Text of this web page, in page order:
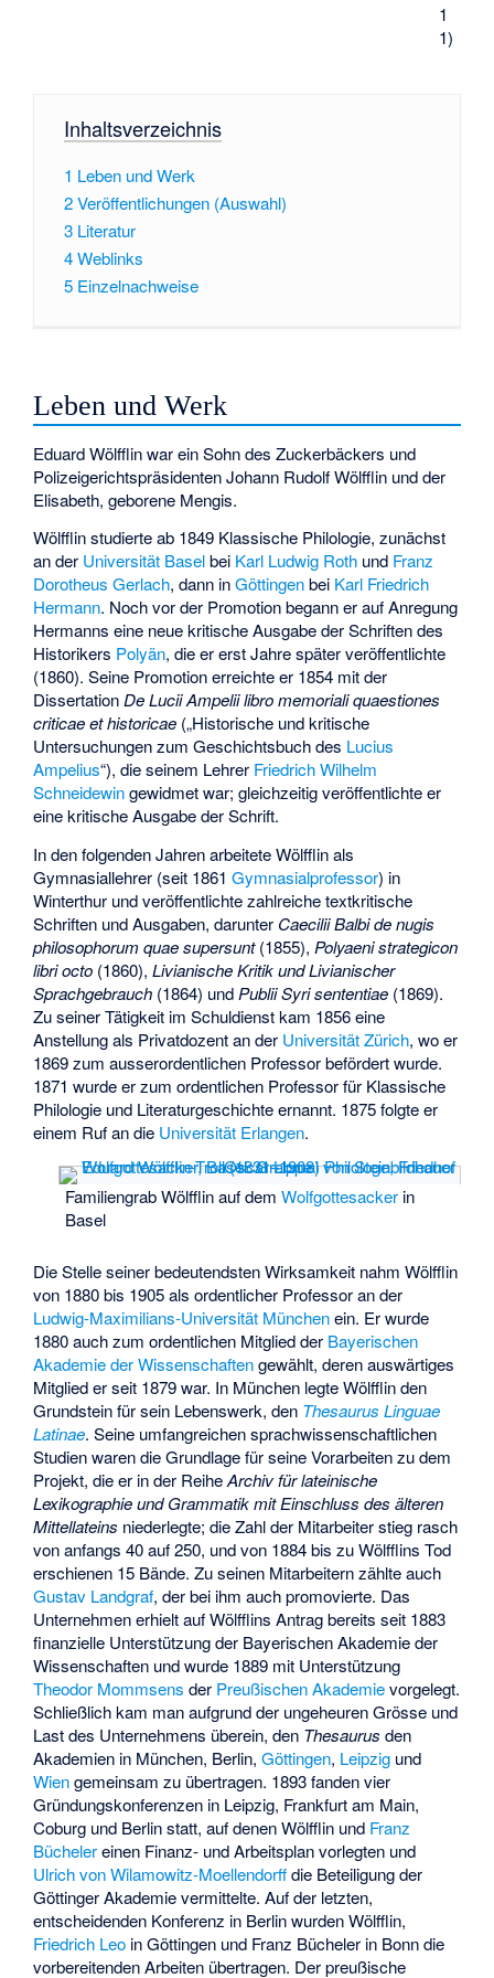
1
1)
Inhaltsverzeichnis
1 Leben und Werk
2Veröffentlichungen (Auswahl)
3 Literatur
4Weblinks
5 Einzelnachweise
Leben und Werk
Eduard Wölfflin war ein Sohn des Zuckerbäckers und
PolizeigerichtspräsidentenJohann Rudolf Wölfflin und der
Elisabeth, geborene Mengis.
Wölfflin studierte ab 1849 Klassische Philologie, zunächst
an der Universität Baselbei Karl Ludwig Roth und Franz
Dorotheus Gerlach, dann inGöttingenbei Karl Friedrich
Hermann. Noch vor der Promotion begann er auf Anregung
Hermanns eine neue kritische Ausgabe der Schriften des
Historikers Polyän, die er erst Jahre später veröffentlichte
(1860). Seine Promotion erreichte er 1854 mit der
DissertationDe Lucii Ampelii libro memoriali quaestiones
criticae et historicae („Historische und kritische
Untersuchungen zum Geschichtsbuch des Lucius
Ampelius“), die seinem Lehrer Friedrich Wilhelm
Schneidewingewidmet war; gleichzeitig veröffentlichte er
eine kritische Ausgabe der Schrift.
In den folgenden Jahren arbeitete Wölfflin als
Gymnasiallehrer (seit 1861Gymnasialprofessor) in
Winterthur und veröffentlichte zahlreiche textkritische
Schriften und Ausgaben, darunter Caecilii Balbi de nugis
philosophorum quae supersunt(1855), Polyaeni strategicon
libri octo (1860),Livianische Kritik und Livianischer
Sprachgebrauch (1864) und Publii Syri sententiae (1869).
Zu seiner Tätigkeit im Schuldienst kam 1856 eine
Anstellung als Privatdozent an der Universität Zürich, wo er
1869 zum ausserordentlichen Professor befördert wurde.
1871 wurde er zum ordentlichen Professor für Klassische
Philologie und Literaturgeschichte ernannt. 1875 folgte er
einem Ruf an die Universität Erlangen.
Familiengrab Wölfflin auf dem Wolfgottesackerin
Basel
Die Stelle seiner bedeutendsten Wirksamkeit nahm Wölfflin
von 1880 bis 1905 als ordentlicher Professor an der
Ludwig-Maximilians-Universität Münchenein. Er wurde
1880 auch zum ordentlichen Mitglied der Bayerischen
Akademie der Wissenschaftengewählt, deren auswärtiges
Mitglied er seit 1879 war. In München legte Wölfflin den
Grundstein für sein Lebenswerk, den Thesaurus Linguae
Latinae. Seine umfangreichen sprachwissenschaftlichen
Studien waren die Grundlage für seine Vorarbeiten zu dem
Projekt, die er in der ReiheArchiv für lateinische
Lexikographie und Grammatik mit Einschluss des älteren
Mittellateins niederlegte; die Zahl der Mitarbeiter stieg rasch
von anfangs 40 auf 250, und von 1884 bis zu Wölfflins Tod
erschienen 15 Bände. Zu seinen Mitarbeitern zählte auch
Gustav Landgraf, der bei ihm auch promovierte. Das
Unternehmen erhielt auf Wölfflins Antrag bereits seit 1883
finanzielle Unterstützung der Bayerischen Akademie der
Wissenschaften und wurde 1889 mit Unterstützung
Theodor Mommsens der Preußischen Akademievorgelegt.
Schließlich kam man aufgrund der ungeheuren Grösse und
Last des Unternehmens überein, den Thesaurus den
Akademien in München, Berlin,Göttingen, Leipzig und
Wiengemeinsam zu übertragen. 1893 fanden vier
Gründungskonferenzen in Leipzig, Frankfurt am Main,
Coburg und Berlin statt, auf denen Wölfflin und Franz
Büchelereinen Finanz- und Arbeitsplan vorlegten und
Ulrich von Wilamowitz-Moellendorffdie Beteiligung der
Göttinger Akademie vermittelte. Auf der letzten,
entscheidenden Konferenz in Berlin wurden Wölfflin,
Friedrich Leo in Göttingen und Franz Bücheler in Bonn die
vorbereitenden Arbeiten übertragen. Der preußische